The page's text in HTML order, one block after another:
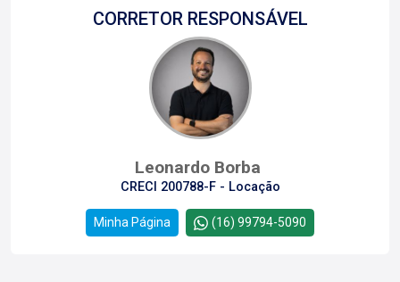
CORRETOR RESPONSÁVEL
Leonardo Borba
CRECI 200788-F - Locação
Minha Página (16) 99794-5090